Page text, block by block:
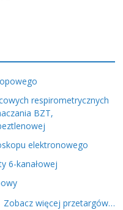
respirometrycznych
BZT,
elektronowego
6-kanałowej
Zobacz więcej przetargów…